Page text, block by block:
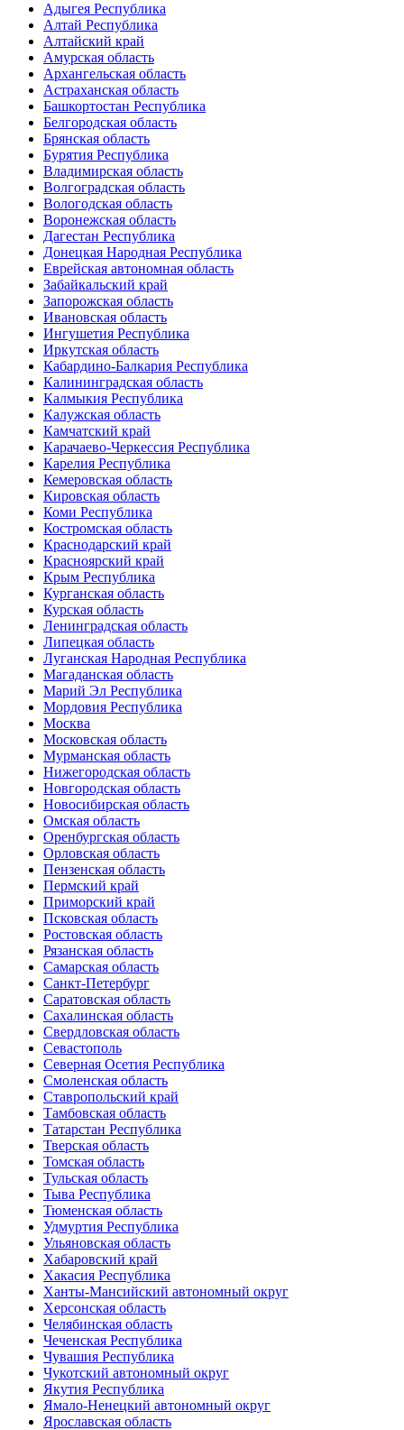
Адыгея Республика
Алтай Республика
Алтайский край
Амурская область
Архангельская область
Астраханская область
Башкортостан Республика
Белгородская область
Брянская область
Бурятия Республика
Владимирская область
Волгоградская область
Вологодская область
Воронежская область
Дагестан Республика
Донецкая Народная Республика
Еврейская автономная область
Забайкальский край
Запорожская область
Ивановская область
Ингушетия Республика
Иркутская область
Кабардино-Балкария Республика
Калининградская область
Калмыкия Республика
Калужская область
Камчатский край
Карачаево-Черкессия Республика
Карелия Республика
Кемеровская область
Кировская область
Коми Республика
Костромская область
Краснодарский край
Красноярский край
Крым Республика
Курганская область
Курская область
Ленинградская область
Липецкая область
Луганская Народная Республика
Магаданская область
Марий Эл Республика
Мордовия Республика
Москва
Московская область
Мурманская область
Нижегородская область
Новгородская область
Новосибирская область
Омская область
Оренбургская область
Орловская область
Пензенская область
Пермский край
Приморский край
Псковская область
Ростовская область
Рязанская область
Самарская область
Санкт-Петербург
Саратовская область
Сахалинская область
Свердловская область
Севастополь
Северная Осетия Республика
Смоленская область
Ставропольский край
Тамбовская область
Татарстан Республика
Тверская область
Томская область
Тульская область
Тыва Республика
Тюменская область
Удмуртия Республика
Ульяновская область
Хабаровский край
Хакасия Республика
Ханты-Мансийский автономный округ
Херсонская область
Челябинская область
Чеченская Республика
Чувашия Республика
Чукотский автономный округ
Якутия Республика
Ямало-Ненецкий автономный округ
Ярославская область